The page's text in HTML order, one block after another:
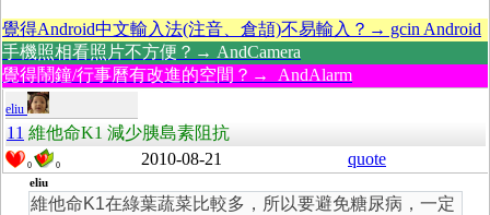
覺得Android中文輸入法(注音、倉頡)不易輸入？→ gcin Android
手機照相看照片不方便？→ AndCamera
覺得鬧鐘/行事曆有改進的空間？→ AndAlarm
eliu
11 維他命K1 減少胰島素阻抗
0 0 2010-08-21 quote
eliu
維他命K1在綠葉蔬菜比較多，所以要避免糖尿病，一定